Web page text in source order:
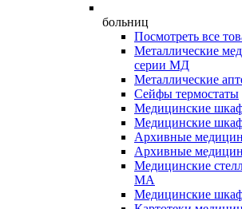
больниц
Посмотреть все
Металлические
серии МД
Металлические
Сейфы термостаты
Медицинские
Медицинские
Архивные
Архивные
Медицинские
МА
Медицинские